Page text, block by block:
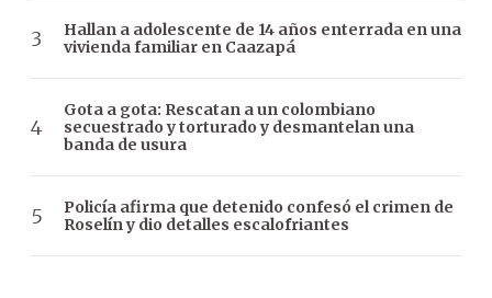
Hallan a adolescente de 14 años enterrada en una
vivienda familiar en Caazapá
Gota a gota: Rescatan a un colombiano
secuestrado y torturado y desmantelan una
banda de usura
Policía afirma que detenido confesó el crimen de
Roselín y dio detalles escalofriantes